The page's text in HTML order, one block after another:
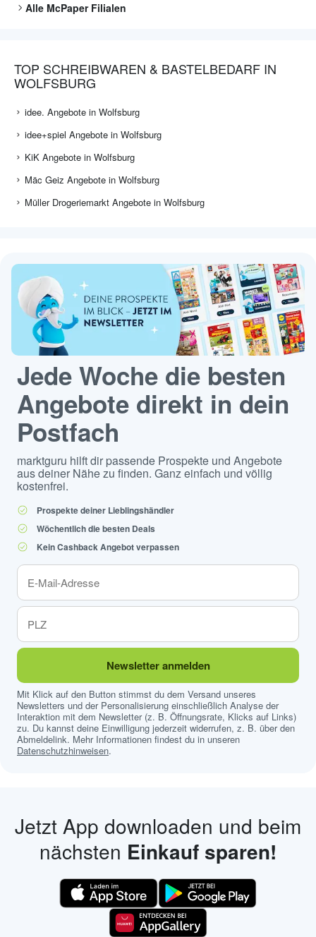
Alle McPaperFilialen
TOP SCHREIBWAREN & BASTELBEDARF IN
WOLFSBURG
idee. Angebote in Wolfsburg
idee+spiel Angebote in Wolfsburg
KiK Angebote in Wolfsburg
Mäc Geiz Angebote in Wolfsburg
Müller Drogeriemarkt Angebote in Wolfsburg
Jede Woche die besten
Angebote direkt in dein
Postfach
marktguru hilft dir passende Prospekte und Angebote
aus deiner Nähe zu finden. Ganz einfach und völlig
kostenfrei.
Prospekte deiner Lieblingshändler
Wöchentlich die besten Deals
Kein Cashback Angebot verpassen
Newsletter anmelden
Mit Klick auf den Button stimmst du dem Versand unseres
Newsletters und der Personalisierung einschließlich Analyse der
Interaktion mit dem Newsletter (z. B. Öffnungsrate, Klicks auf Links)
zu. Du kannst deine Einwilligung jederzeit widerrufen, z. B. über den
Abmeldelink. Mehr Informationen findest du in unseren
Datenschutzhinweisen.
Jetzt App downloaden und beim
nächsten Einkauf sparen!